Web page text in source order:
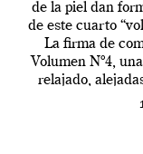
de la piel dan
de este cuarto
La firma de
Volumen Nº4,
relajado,